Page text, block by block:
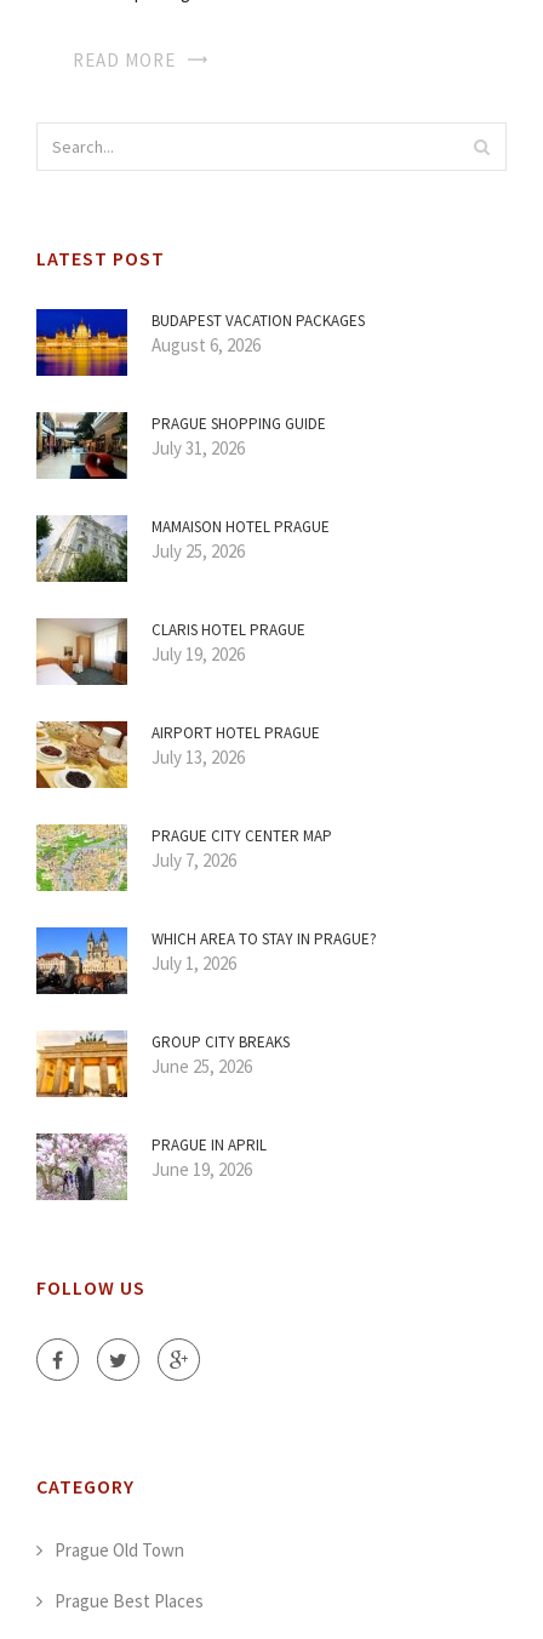
READ MORE
LATEST POST
BUDAPEST VACATION PACKAGES
August 6, 2026
PRAGUE SHOPPING GUIDE
July 31, 2026
MAMAISON HOTEL PRAGUE
July 25, 2026
CLARIS HOTEL PRAGUE
July 19, 2026
AIRPORT HOTEL PRAGUE
July 13, 2026
PRAGUE CITY CENTER MAP
July 7, 2026
WHICH AREA TO STAY IN PRAGUE?
July 1, 2026
GROUP CITY BREAKS
June 25, 2026
PRAGUE IN APRIL
June 19, 2026
FOLLOW US
CATEGORY
Prague Old Town
Prague Best Places